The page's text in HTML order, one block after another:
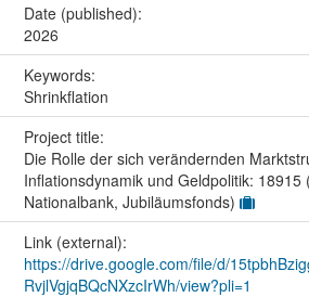
Date (published):
2026
Keywords:
Shrinkflation
Project title:
Die Rolle der sich verändernden
Inflationsdynamik und Geldpolitik: 18915
Nationalbank, Jubiläumsfonds)
Link (external):
https://drive.google.com/file/d/
RvjlVgjqBQcNXzcIrWh/view?pli=1